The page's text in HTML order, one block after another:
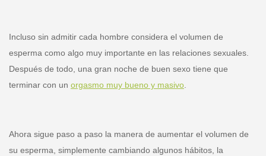
Incluso sin admitir cada hombre considera el volumen de
esperma como algo muy importante en las relaciones sexuales.
Después de todo, una gran noche de buen sexo tiene que
terminar con un orgasmo muy bueno y masivo.
Ahora sigue paso a paso la manera de aumentar el volumen de
su esperma, simplemente cambiando algunos hábitos, la